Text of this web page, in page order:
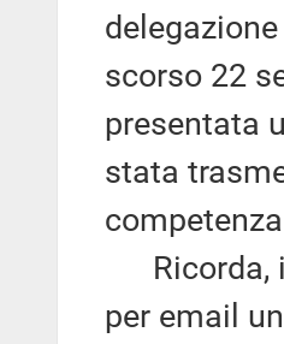
scorso 22
presentata
stata
Ricorda,
per email